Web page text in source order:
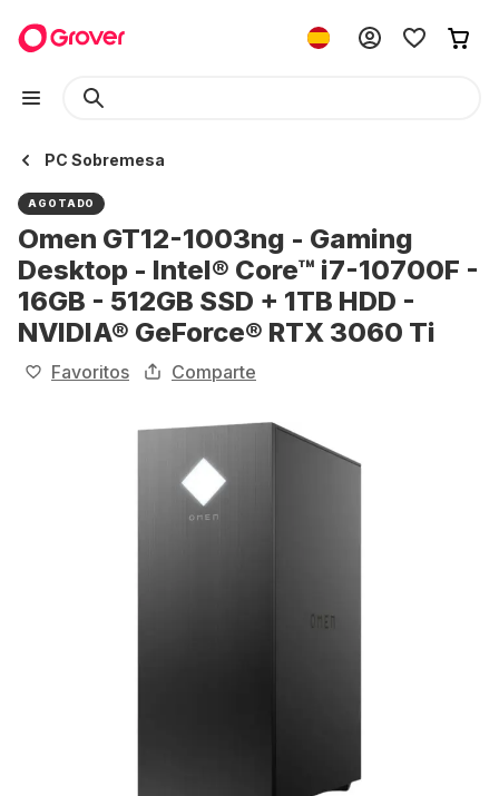
PC Sobremesa
AGOTADO
Omen GT12-1003ng - Gaming
Desktop - Intel® Core™ i7-10700F -
16GB - 512GB SSD + 1TB HDD -
NVIDIA® GeForce® RTX 3060 Ti
Favoritos Comparte